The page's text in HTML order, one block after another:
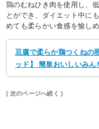
鶏のむねひき肉を使用し、
とができ、ダイエット中に
めても柔らかい食感を愉しめ
豆腐で柔らか鶏つくねの
ッド】 簡単おいしいみ
( 次のページへ続く )